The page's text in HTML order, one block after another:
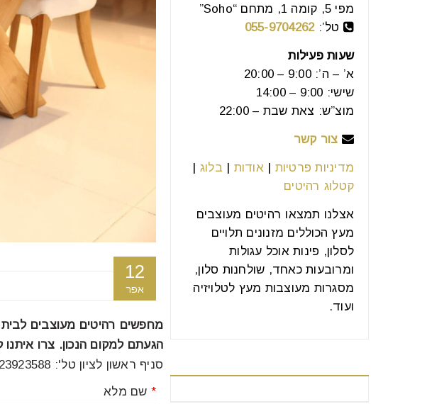
12
אפר
מחפשים רהיטים מעוצבים
הגעתם למקום הנכון. צרו
סניף ראשון לציון טל': 0723923588 | סניף נתניה טל': 0559704262
*
מפי 5, קומה 1, מתחם “Soho”
טל’:055-9704262
שעות פעילות
א’ – ה’: 9:00 – 20:00
שישי: 9:00 – 14:00
מוצ”ש: צאת שבת – 22:00
צור קשר
מדיניות פרטיות |אודות | בלוג |
קטלוג רהיטים
אצלנו תמצאו רהיטים מעוצבים
מעץ הכוללים מזנונים תלויים
לסלון, פינות אוכל עגולות
ומרובעות כאחד, שולחנות סלון,
מסגרות מעוצבות מעץ לטלויזיה
ועוד.